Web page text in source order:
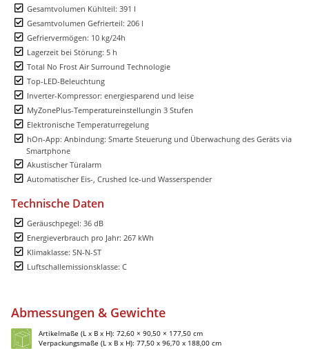
Gesamtvolumen Kühlteil: 391 l
Gesamtvolumen Gefrierteil: 206 l
Gefriervermögen: 10 kg/24h
Lagerzeit bei Störung: 5 h
Total No Frost Air Surround Technologie
Top-LED-Beleuchtung
Inverter-Kompressor: energiesparend und leise
MyZonePlus-Temperatureinstellungin 3 Stufen
Elektronische Temperaturregelung
hOn-App: Anbindung: Smarte Steuerung und Überwachung des Geräts via
Smartphone
Akustischer Türalarm
Automatischer Eis-, Crushed Ice-und Wasserspender
Technische Daten
Geräuschpegel: 36 dB
Energieverbrauch pro Jahr: 267 kWh
Klimaklasse: SN-N-ST
Luftschallemissionsklasse: C
Abmessungen & Gewichte
Artikelmaße (L x B x H): 72,60 × 90,50 × 177,50 cm
Verpackungsmaße (L x B x H): 77,50 x 96,70 x 188,00 cm